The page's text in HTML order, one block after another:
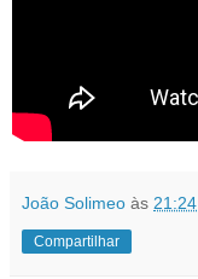
João Solimeo às 21:24
Compartilhar